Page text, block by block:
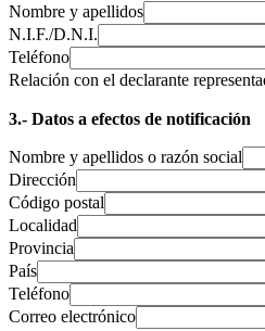
Nombre y apellidos
N.I.F./D.N.I.
Teléfono
Relación con el declarante
3.- Datos a efectos de notificación
Nombre y apellidos o razón social
Dirección
Código postal
Localidad
Provincia
País
Teléfono
Correo electrónico